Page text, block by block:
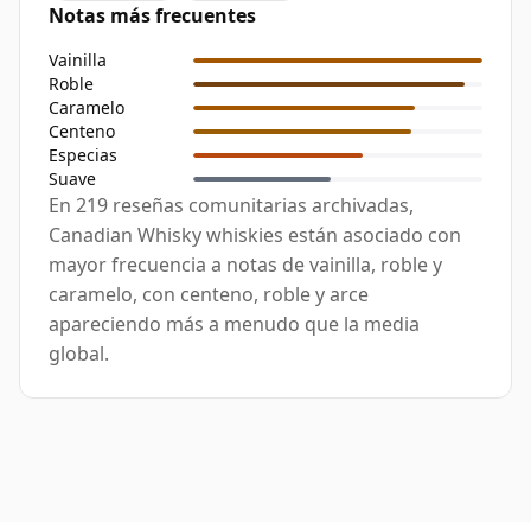
Notas más frecuentes
Vainilla
Roble
Caramelo
Centeno
Especias
Suave
En 219 reseñas comunitarias archivadas,
Canadian Whisky whiskies están asociado con
mayor frecuencia a notas de vainilla, roble y
caramelo, con centeno, roble y arce
apareciendo más a menudo que la media
global.